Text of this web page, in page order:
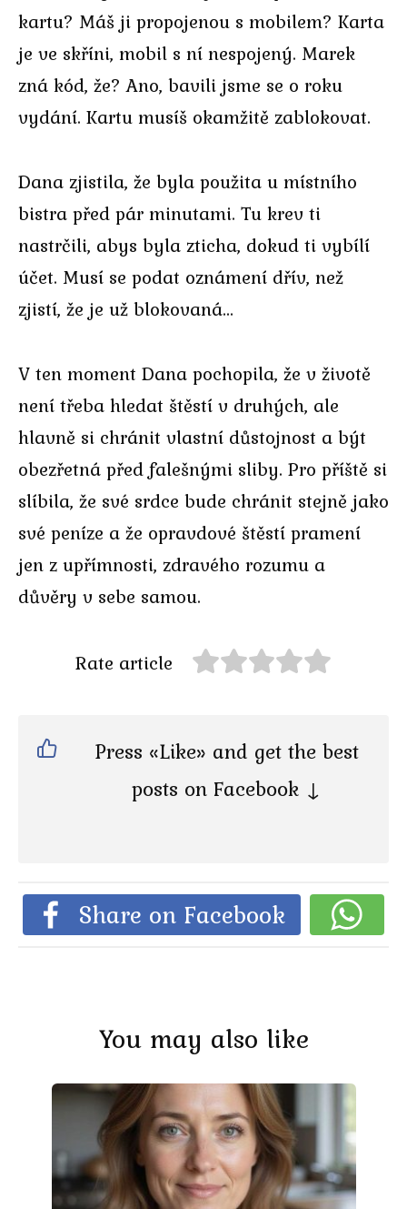
kartu? Máš ji propojenou s mobilem? Karta
je ve skříni, mobil s ní nespojený. Marek
zná kód, že? Ano, bavili jsme se o roku
vydání. Kartu musíš okamžitě zablokovat.
Dana zjistila, že byla použita u místního
bistra před pár minutami. Tu krev ti
nastrčili, abys byla zticha, dokud ti vybílí
účet. Musí se podat oznámení dřív, než
zjistí, že je už blokovaná…
V ten moment Dana pochopila, že v životě
není třeba hledat štěstí v druhých, ale
hlavně si chránit vlastní důstojnost a být
obezřetná před falešnými sliby. Pro příště si
slíbila, že své srdce bude chránit stejně jako
své peníze a že opravdové štěstí pramení
jen z upřímnosti, zdravého rozumu a
důvěry v sebe samou.
Rate article
Press «Like» and get the best
posts on Facebook ↓
Share on Facebook
You may also like